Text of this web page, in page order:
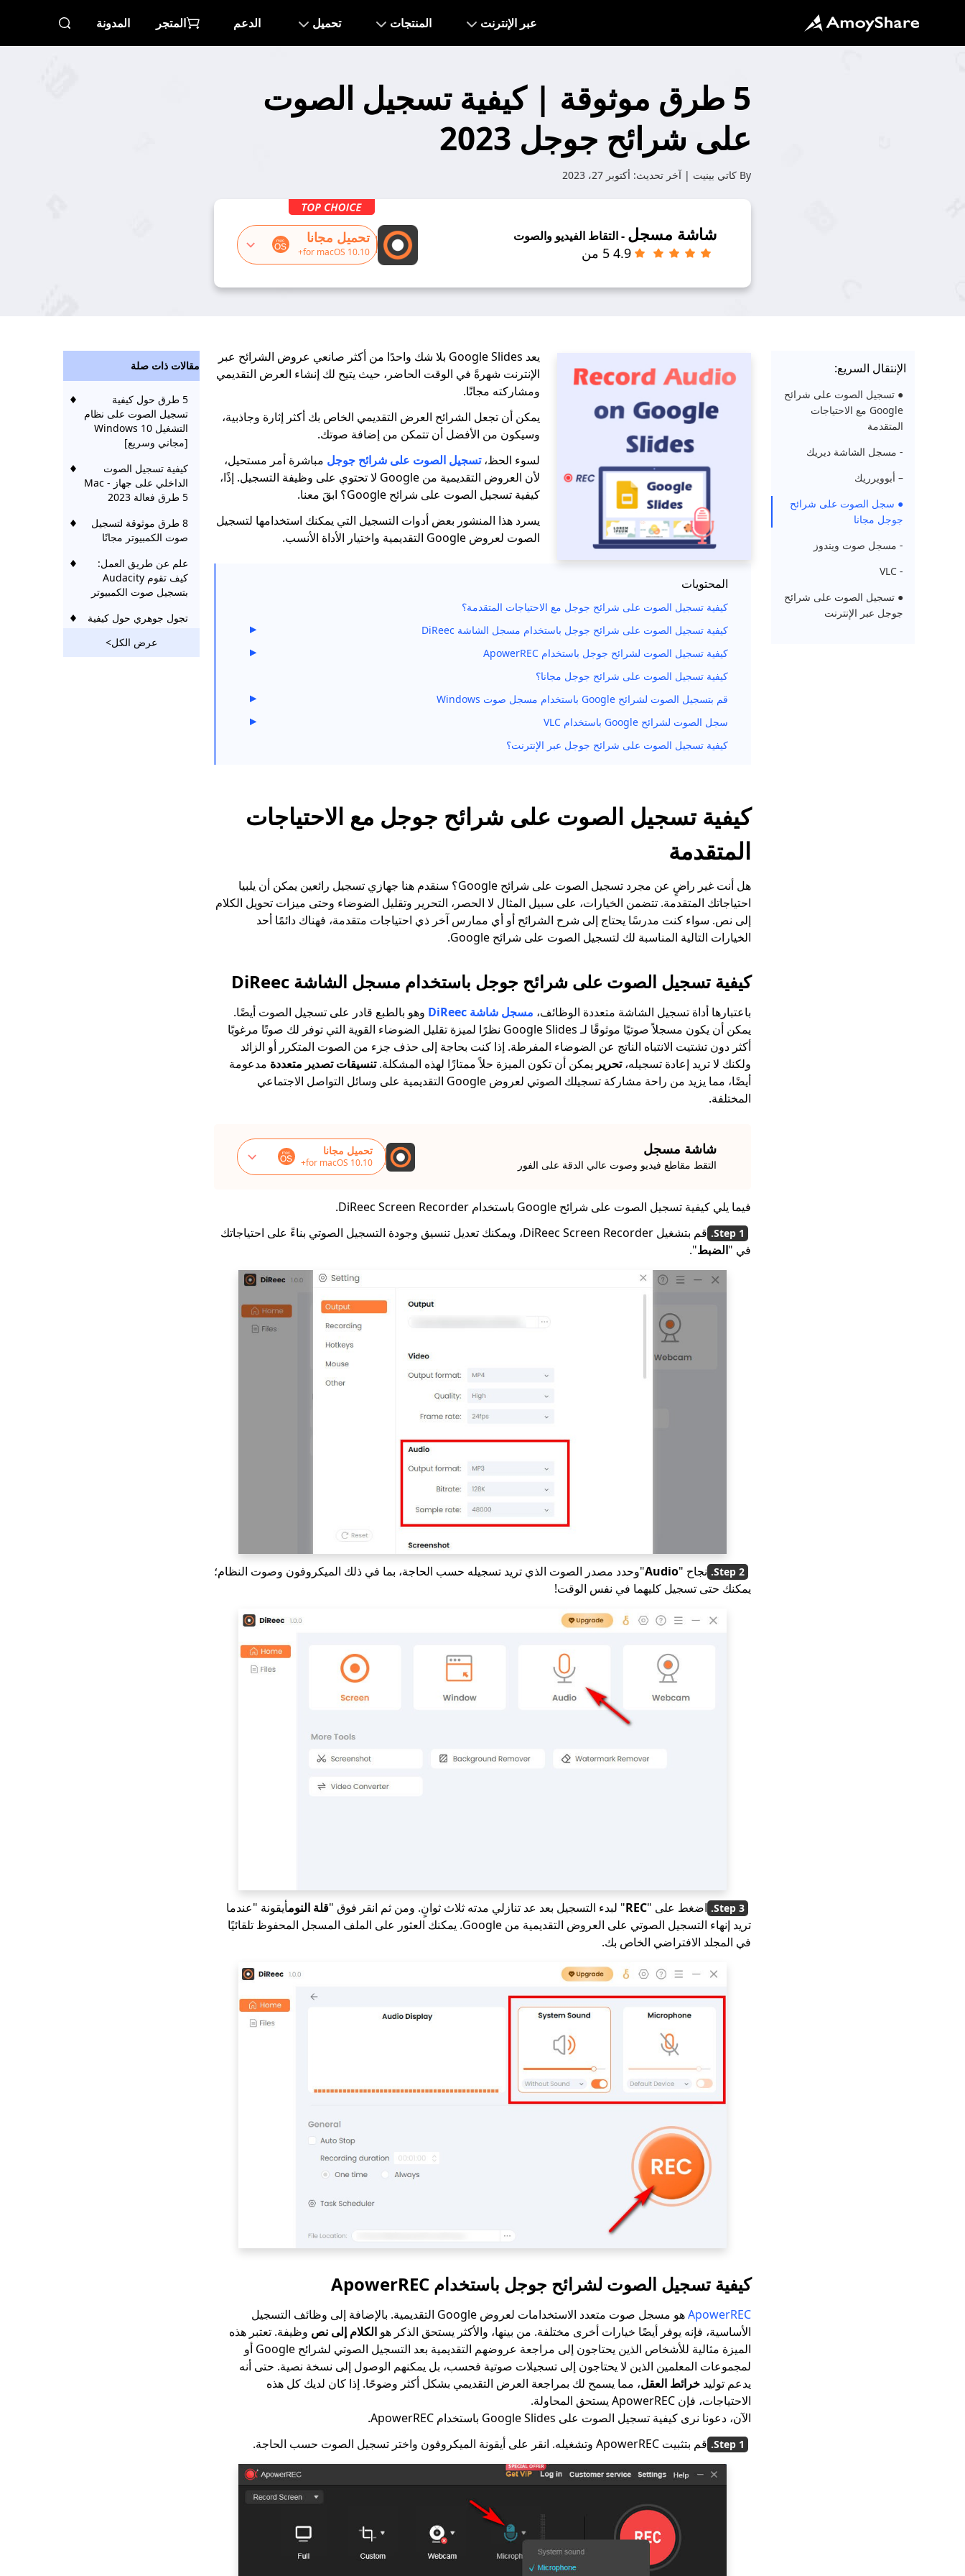
عبر الإنترنت المنتجات تحميل الدعم المتجر المدونة
5 طرق موثوقة | كيفية تسجيل الصوت
على شرائح جوجل 2023
By كاتي بينيت | آخر تحديث: أكتوبر 27، 2023
شاشة مسجل - التقاط الفيديو والصوت تحميل مجانا
for macOS 10.10+
يعد Google Slides بلا شك واحدًا من أكثر صانعي عروض الشرائح عبر
الإنترنت شهرةً في الوقت الحاضر، حيث يتيح لك إنشاء العرض التقديمي
ومشاركته مجانًا.
يمكن أن تجعل الشرائح العرض التقديمي الخاص بك أكثر إثارة وجاذبية،
وسيكون من الأفضل أن تتمكن من إضافة صوتك.
لسوء الحظ، تسجيل الصوت على شرائح جوجل مباشرة أمر مستحيل،
لأن العروض التقديمية من Google لا تحتوي على وظيفة التسجيل. إذًا،
كيفية تسجيل الصوت على شرائح Google؟ ابقَ معنا.
يسرد هذا المنشور بعض أدوات التسجيل التي يمكنك استخدامها لتسجيل
الصوت لعروض Google التقديمية واختيار الأداة الأنسب.
المحتويات
كيفية تسجيل الصوت على شرائح جوجل مع الاحتياجات المتقدمة؟
كيفية تسجيل الصوت على شرائح جوجل باستخدام مسجل الشاشة DiReec
كيفية تسجيل الصوت لشرائح جوجل باستخدام ApowerREC
كيفية تسجيل الصوت على شرائح جوجل مجانا؟
قم بتسجيل الصوت لشرائح Google باستخدام مسجل صوت Windows
سجل الصوت لشرائح Google باستخدام VLC
كيفية تسجيل الصوت على شرائح جوجل عبر الإنترنت؟
كيفية تسجيل الصوت على شرائح جوجل مع الاحتياجات
المتقدمة
هل أنت غير راضٍ عن مجرد تسجيل الصوت على شرائح Google؟ سنقدم هنا جهازي تسجيل رائعين يمكن أن يلبيا
احتياجاتك المتقدمة. تتضمن الخيارات، على سبيل المثال لا الحصر، التحرير وتقليل الضوضاء وحتى ميزات تحويل الكلام
إلى نص. سواء كنت مدرسًا يحتاج إلى شرح الشرائح أو أي ممارس آخر ذي احتياجات متقدمة، فهناك دائمًا أحد
الخيارات التالية المناسبة لك لتسجيل الصوت على شرائح Google.
كيفية تسجيل الصوت على شرائح جوجل باستخدام مسجل الشاشة DiReec
باعتبارها أداة تسجيل الشاشة متعددة الوظائف، مسجل شاشة DiReec
وهو بالطبع قادر على تسجيل الصوت أيضًا.
يمكن أن يكون مسجلاً صوتيًا موثوقًا لـ Google Slides نظرًا لميزة تقليل الضوضاء القوية التي توفر لك صوتًا مرغوبًا
أكثر دون تشتيت الانتباه الناتج عن الضوضاء المفرطة. إذا كنت بحاجة إلى حذف جزء من الصوت المتكرر أو الزائد
ولكنك لا تريد إعادة تسجيله،تحرير يمكن أن تكون الميزة حلاً ممتازًا لهذه المشكلة.تنسيقات تصدير متعددة مدعومة
أيضًا، مما يزيد من راحة مشاركة تسجيلك الصوتي لعروض Google التقديمية على وسائل التواصل الاجتماعي
المختلفة.
شاشة مسجل
التقط مقاطع فيديو وصوت عالي الدقة على الفور
تحميل مجانا
for macOS 10.10+
فيما يلي كيفية تسجيل الصوت على شرائح Google باستخدام DiReec Screen Recorder.
قم بتشغيل DiReec Screen Recorder، ويمكنك تعديل تنسيق وجودة التسجيل الصوتي بناءً على احتياجاتك
في "الضبط".
نجاح "Audio"وحدد مصدر الصوت الذي تريد تسجيله حسب الحاجة، بما في ذلك الميكروفون وصوت النظام؛
يمكنك حتى تسجيل كليهما في نفس الوقت!
اضغط على "REC" لبدء التسجيل بعد عد تنازلي مدته ثلاث ثوانٍ. ومن ثم انقر فوق "قلة النومأيقونة "عندما
تريد إنهاء التسجيل الصوتي على العروض التقديمية من Google. يمكنك العثور على الملف المسجل المحفوظ تلقائيًا
في المجلد الافتراضي الخاص بك.
كيفية تسجيل الصوت لشرائح جوجل باستخدام ApowerREC
ApowerREC
هو مسجل صوت متعدد الاستخدامات لعروض Google التقديمية. بالإضافة إلى وظائف التسجيل
الأساسية، فإنه يوفر أيضًا خيارات أخرى مختلفة. من بينها، والأكثر يستحق الذكر هو الكلام إلى نص وظيفة. تعتبر هذه
الميزة مثالية للأشخاص الذين يحتاجون إلى مراجعة عروضهم التقديمية بعد التسجيل الصوتي لشرائح Google أو
لمجموعات المعلمين الذين لا يحتاجون إلى تسجيلات صوتية فحسب، بل يمكنهم الوصول إلى نسخة نصية. حتى أنه
يدعم توليد خرائط العقل، مما يسمح لك بمراجعة العرض التقديمي بشكل أكثر وضوحًا. إذا كان لديك كل هذه
الاحتياجات، فإن ApowerREC يستحق المحاولة.
الآن، دعونا نرى كيفية تسجيل الصوت على Google Slides باستخدام ApowerREC.
قم بتثبيت ApowerREC وتشغيله. انقر على أيقونة الميكروفون واختر تسجيل الصوت حسب الحاجة.
الإنتقال السريع:
● تسجيل الصوت على شرائح
Google مع الاحتياجات
المتقدمة
- مسجل الشاشة ديريك
– أبوويرريك
● سجل الصوت على شرائح
جوجل مجانا
- مسجل صوت ويندوز
- VLC
● تسجيل الصوت على شرائح
جوجل عبر الإنترنت
مقالات ذات صلة
5 طرق حول كيفية
تسجيل الصوت على نظام
التشغيل Windows 10
[مجاني وسريع]
كيفية تسجيل الصوت
الداخلي على جهاز Mac -
5 طرق فعالة 2023
8 طرق موثوقة لتسجيل
صوت الكمبيوتر مجانًا
علم عن طريق العمل:
كيف تقوم Audacity
بتسجيل صوت الكمبيوتر
تجول جوهري حول كيفية
التشغيل Macعرض الكل>